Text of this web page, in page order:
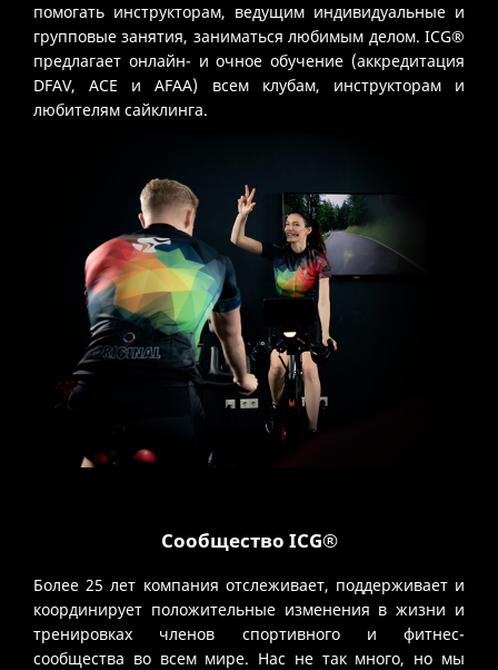
помогать инструкторам, ведущим индивидуальные и
групповые занятия, заниматься любимым делом. ICG®
предлагает онлайн- и очное обучение (аккредитация
DFAV, ACE и AFAA) всем клубам, инструкторам и
любителям сайклинга.
Сообщество ICG®
Более 25 лет компания отслеживает, поддерживает и
координирует положительные изменения в жизни и
тренировках членов спортивного и фитнес-
сообщества во всем мире. Нас не так много, но мы